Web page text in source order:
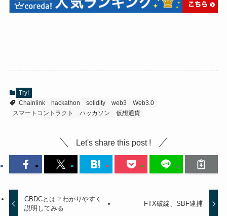
Try!
Chainlink
hackathon solidity web3
Web3.0
スマートコントラクト
ハッカソン 仮想通貨
Let's share this post !
CBDCとは？わかりやすく
説明してみる
FTX破綻、SBF逮捕